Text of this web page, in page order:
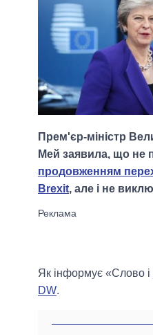
Прем'єр-міністр
Мей заявила, що не
продовженням
Brexit, але і не
Як інформує «Слово
DW.